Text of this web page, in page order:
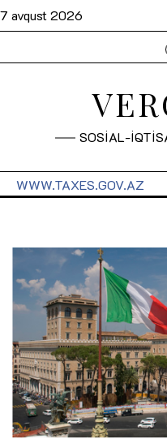
7 avqust 2026
SOSİAL-
WWW.TAXES.GOV.AZ